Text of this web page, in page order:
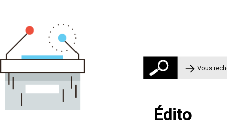
Rechercher
Édito